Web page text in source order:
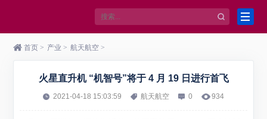
首页 > 产业 > 航天航空 >
火星直升机 “机智号”将于 4 月 19 日进行首飞
2021-04-18 15:03:59 航天航空 0 934